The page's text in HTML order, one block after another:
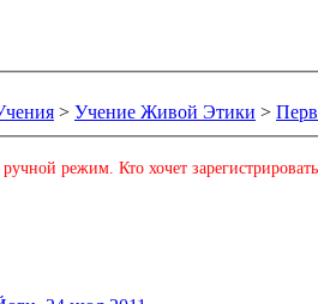
> Учение Живой Этики >
режим. Кто хочет